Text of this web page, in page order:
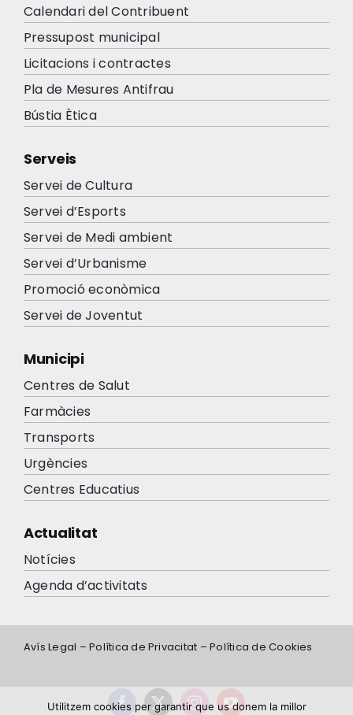
Calendari del Contribuent
Pressupost municipal
Licitacions i contractes
Pla de Mesures Antifrau
Bústia Ètica
Serveis
Servei de Cultura
Servei d’Esports
Servei de Medi ambient
Servei d’Urbanisme
Promoció econòmica
Servei de Joventut
Municipi
Centres de Salut
Farmàcies
Transports
Urgències
Centres Educatius
Actualitat
Notícies
Agenda d’activitats
Avís Legal –Política de Privacitat –Política de Cookies
Utilitzem cookies per garantir que us donem la millor